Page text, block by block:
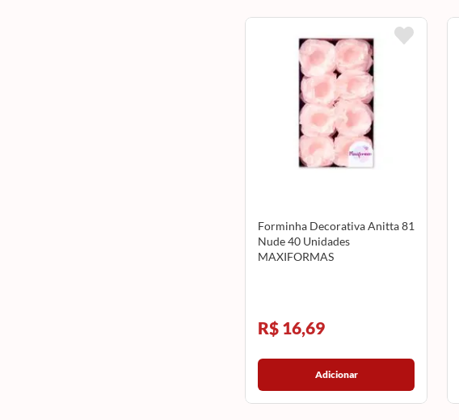
Forminha Decorativa Anitta 81
Nude 40 Unidades
MAXIFORMAS
R$ 16,69
Adicionar